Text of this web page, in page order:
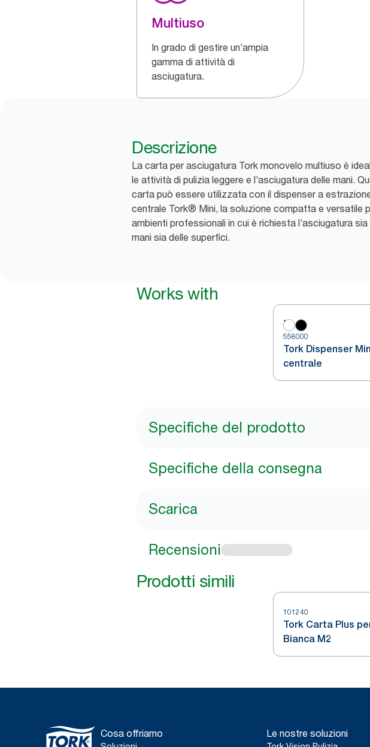
Multiuso
In grado di gestire un’ampia
gamma di attività di
asciugatura.
Descrizione
La carta per asciugatura Tork monovelo multiuso è
le attività di pulizia leggere e l’asciugatura delle mani.
carta può essere utilizzata con il dispenser a
centrale Tork® Mini, la soluzione compatta e versatile
ambienti professionali in cui è richiesta l’asciugatura sia
mani sia delle superfici.
Works with
558000
Tork Dispenser
centrale
Specifiche del prodotto
Specifiche della consegna
Scarica
Recensioni
Prodotti simili
101240
Tork Carta Plus
Bianca M2
Cosa offriamo Le nostre soluzioni